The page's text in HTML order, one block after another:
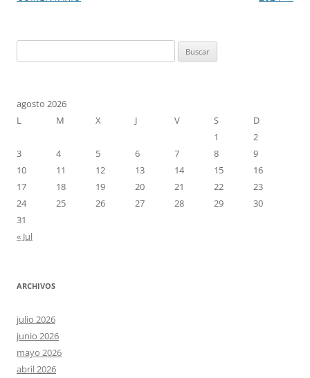
agosto 2026
L
M X J V S
D
1
2
3
4 5 6 7 8
9
10
11 12 13 14 15
16
17
18 19 20 21 22
23
24
25 26 27 28 29
30
31
« Jul
ARCHIVOS
julio 2026
junio 2026
mayo 2026
abril 2026